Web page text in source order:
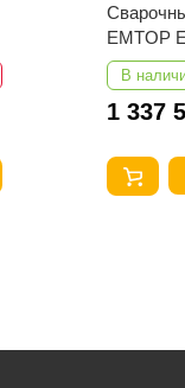
EMTOP
MMA/
В
2 625